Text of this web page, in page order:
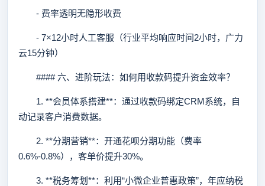
- 费率透明无隐形收费
- 7×12小时人工客服（行业平均响应时间2小时，广力
云15分钟）
#### 六、进阶玩法：如何用收款码提升资金效率？
1. **会员体系搭建**：通过收款码绑定CRM系统，自
动记录客户消费数据。
2. **分期营销**：开通花呗分期功能（费率
0.6%-0.8%），客单价提升30%。
3. **税务筹划**：利用“小微企业普惠政策”，年应纳税